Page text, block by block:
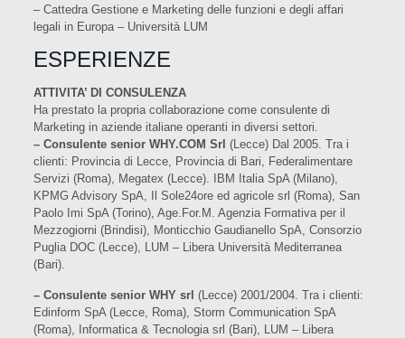
– Cattedra Gestione e Marketing delle funzioni e degli affari
legali in Europa – Università LUM
ESPERIENZE
ATTIVITA’ DI CONSULENZA
Ha prestato la propria collaborazione come consulente di
Marketing in aziende italiane operanti in diversi settori.
– Consulente senior WHY.COM Srl (Lecce) Dal 2005. Tra i
clienti: Provincia di Lecce, Provincia di Bari, Federalimentare
Servizi (Roma), Megatex (Lecce). IBM Italia SpA (Milano),
KPMG Advisory SpA, Il Sole24ore ed agricole srl (Roma), San
Paolo Imi SpA (Torino), Age.For.M. Agenzia Formativa per il
Mezzogiorni (Brindisi), Monticchio Gaudianello SpA, Consorzio
Puglia DOC (Lecce), LUM – Libera Università Mediterranea
(Bari).
– Consulente senior WHY srl (Lecce) 2001/2004. Tra i clienti:
Edinform SpA (Lecce, Roma), Storm Communication SpA
(Roma), Informatica & Tecnologia srl (Bari), LUM – Libera